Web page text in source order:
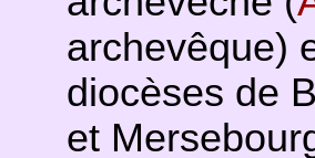
archevêque)
diocèses de
et